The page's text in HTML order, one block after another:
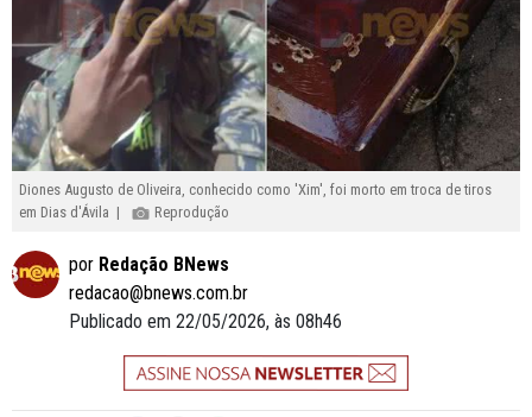
Diones Augusto de Oliveira, conhecido como 'Xim', foi morto em troca de tiros
em Dias d'Ávila |
Reprodução
por Redação BNews
redacao@bnews.com.br
Publicado em 22/05/2026, às 08h46